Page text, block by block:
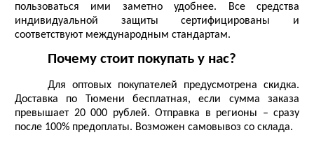
пользоваться ими заметно удобнее. Все средства
индивидуальной защиты сертифицированы и
соответствуют международным стандартам.
Почему стоит покупать у нас?
Для оптовых покупателей предусмотрена скидка.
Доставка по Тюмени бесплатная, если сумма заказа
превышает 20 000 рублей. Отправка в регионы – сразу
после 100% предоплаты. Возможен самовывоз со склада.